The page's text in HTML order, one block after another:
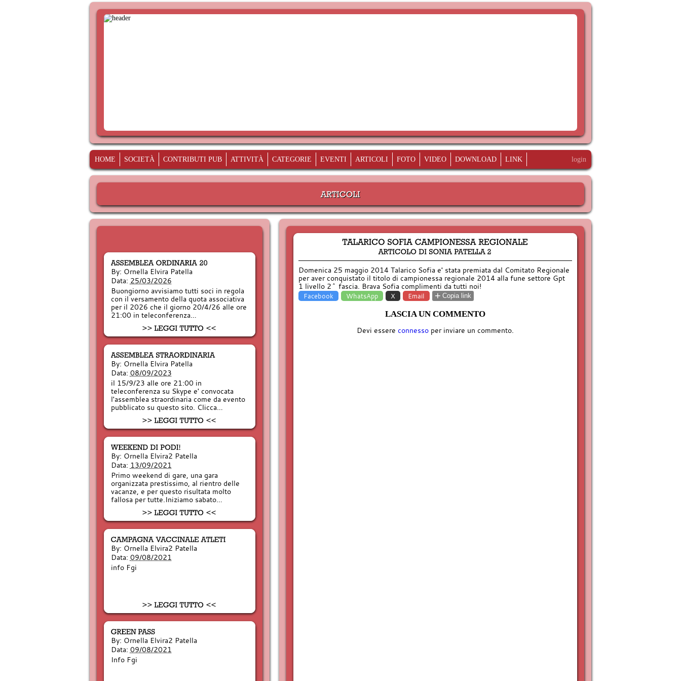
HOME SOCIETÀ CONTRIBUTI PUB ATTIVITÀ CATEGORIE EVENTI ARTICOLI FOTO VIDEO DOWNLOAD LINK login
By: Ornella Elvira Patella
Data: 25/03/2026
Buongiorno avvisiamo tutti soci in regola
con il versamento della quota associativa
per il 2026 che il giorno 20/4/26 alle ore
21:00 in teleconferenza…
By: Ornella Elvira Patella
Data: 08/09/2023
il 15/9/23 alle ore 21:00 in
teleconferenza su Skype e' convocata
l'assemblea straordinaria come da evento
pubblicato su questo sito. Clicca…
By: Ornella Elvira2 Patella
Data: 13/09/2021
Primo weekend di gare, una gara
organizzata prestissimo, al rientro delle
vacanze, e per questo risultata molto
fallosa per tutte.Iniziamo sabato…
By: Ornella Elvira2 Patella
Data: 09/08/2021
info Fgi
By: Ornella Elvira2 Patella
Data: 09/08/2021
Info Fgi
Domenica 25 maggio 2014 Talarico Sofia e' stata premiata dal Comitato Regionale
per aver conquistato il titolo di campionessa regionale 2014 alla fune settore Gpt
1 livello 2^ fascia. Brava Sofia complimenti da tutti noi!
Facebook WhatsApp X Email + Copia link
LASCIA UN COMMENTO
Devi essere connessoper inviare un commento.